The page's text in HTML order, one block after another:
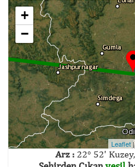
+
−
Leaflet
Arz :22° 52' Kuzey,